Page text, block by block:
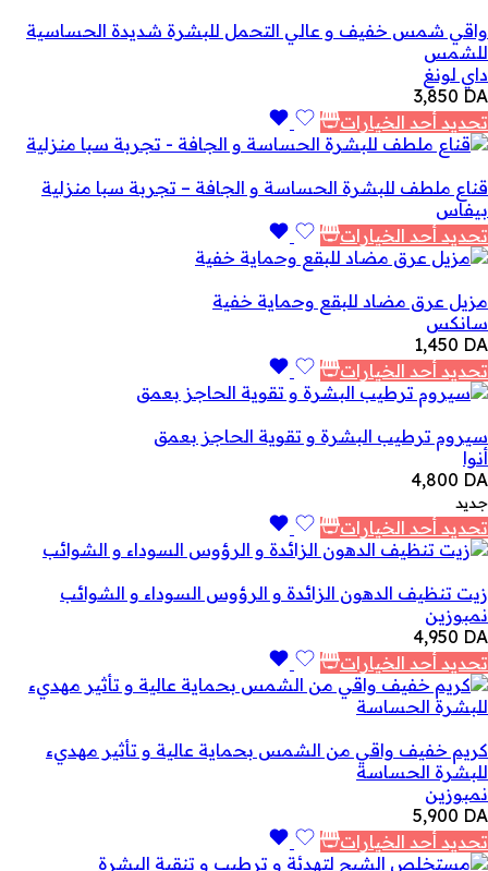
واقي شمس خفيف و عالي التحمل للبشرة شديدة الحساسية
للشمس
داي لونغ
3,850 DA
تحديد أحد الخيارات
قناع ملطف للبشرة الحساسة و الجافة – تجربة سبا منزلية
بيفاس
تحديد أحد الخيارات
مزيل عرق مضاد للبقع وحماية خفية
سانكس
1,450 DA
تحديد أحد الخيارات
سيروم ترطيب البشرة و تقوية الحاجز بعمق
أنوا
4,800 DA
جديد
تحديد أحد الخيارات
زيت تنظيف الدهون الزائدة و الرؤوس السوداء و الشوائب
نمبوزين
4,950 DA
تحديد أحد الخيارات
كريم خفيف واقي من الشمس بحماية عالية و تأثير مهديء
للبشرة الحساسة
نمبوزين
5,900 DA
تحديد أحد الخيارات